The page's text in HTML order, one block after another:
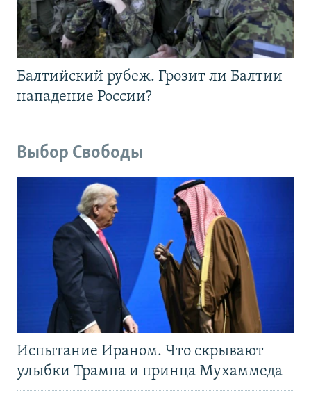
Балтийский рубеж. Грозит ли Балтии
нападение России?
Выбор Свободы
Испытание Ираном. Что скрывают
улыбки Трампа и принца Мухаммеда